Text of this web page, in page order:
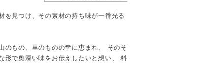
を見つけ、その素材の持ち味が一番光る
のもの、里のものの幸に恵まれ、 そのそ
形で奥深い味をお伝えしたいと想い、 料